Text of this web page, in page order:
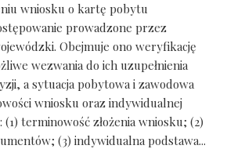
wniosku o kartę pobytu
prowadzone przez
Obejmuje ono weryfikację
wezwania do ich uzupełnienia
a sytuacja pobytowa i zawodowa
wniosku oraz indywidualnej
terminowość złożenia wniosku; (2)
(3) indywidualna podstawa...